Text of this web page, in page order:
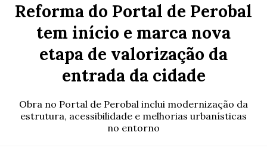
Reforma do Portal de Perobal
tem início e marca nova
etapa de valorização da
entrada da cidade
Obra no Portal de Perobal inclui modernização da
estrutura, acessibilidade e melhorias urbanísticas
no entorno